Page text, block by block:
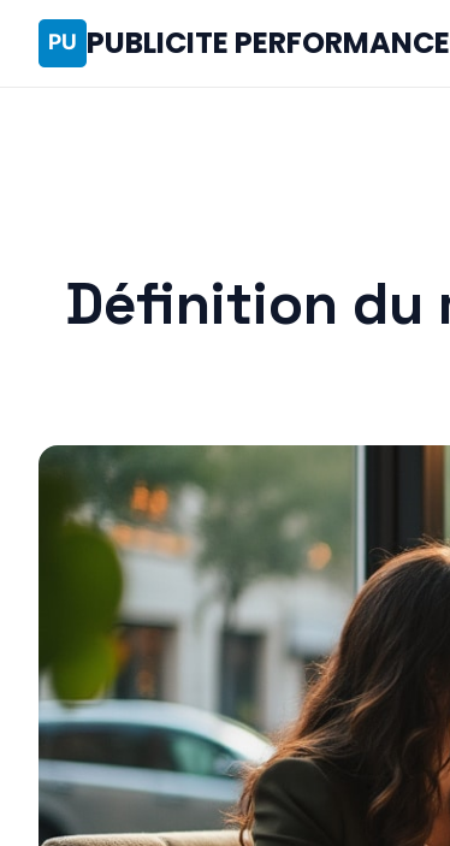
PUBLICITE PERFORMANCE
Définition du